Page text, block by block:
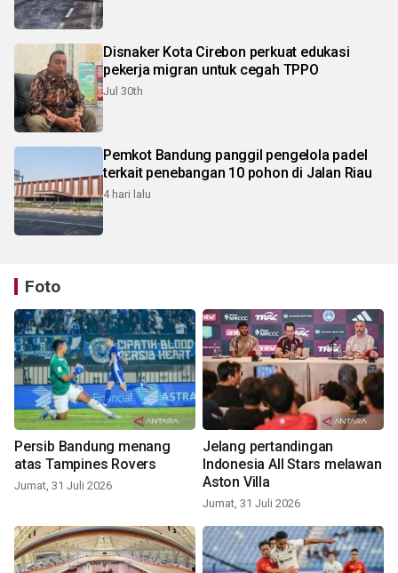
Disnaker Kota Cirebon perkuat edukasi
pekerja migran untuk cegah TPPO
Jul 30th
Pemkot Bandung panggil pengelola padel
terkait penebangan 10 pohon di Jalan Riau
4 hari lalu
Foto
Persib Bandung menang
atas Tampines Rovers
Jumat, 31 Juli 2026
Jelang pertandingan
Indonesia All Stars melawan
Aston Villa
Jumat, 31 Juli 2026